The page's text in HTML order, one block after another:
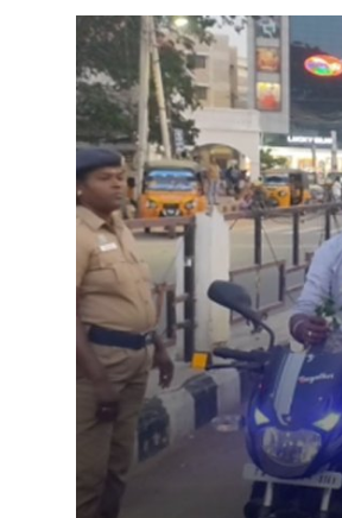
National
Astrology
Spirituality
Weather
Politics